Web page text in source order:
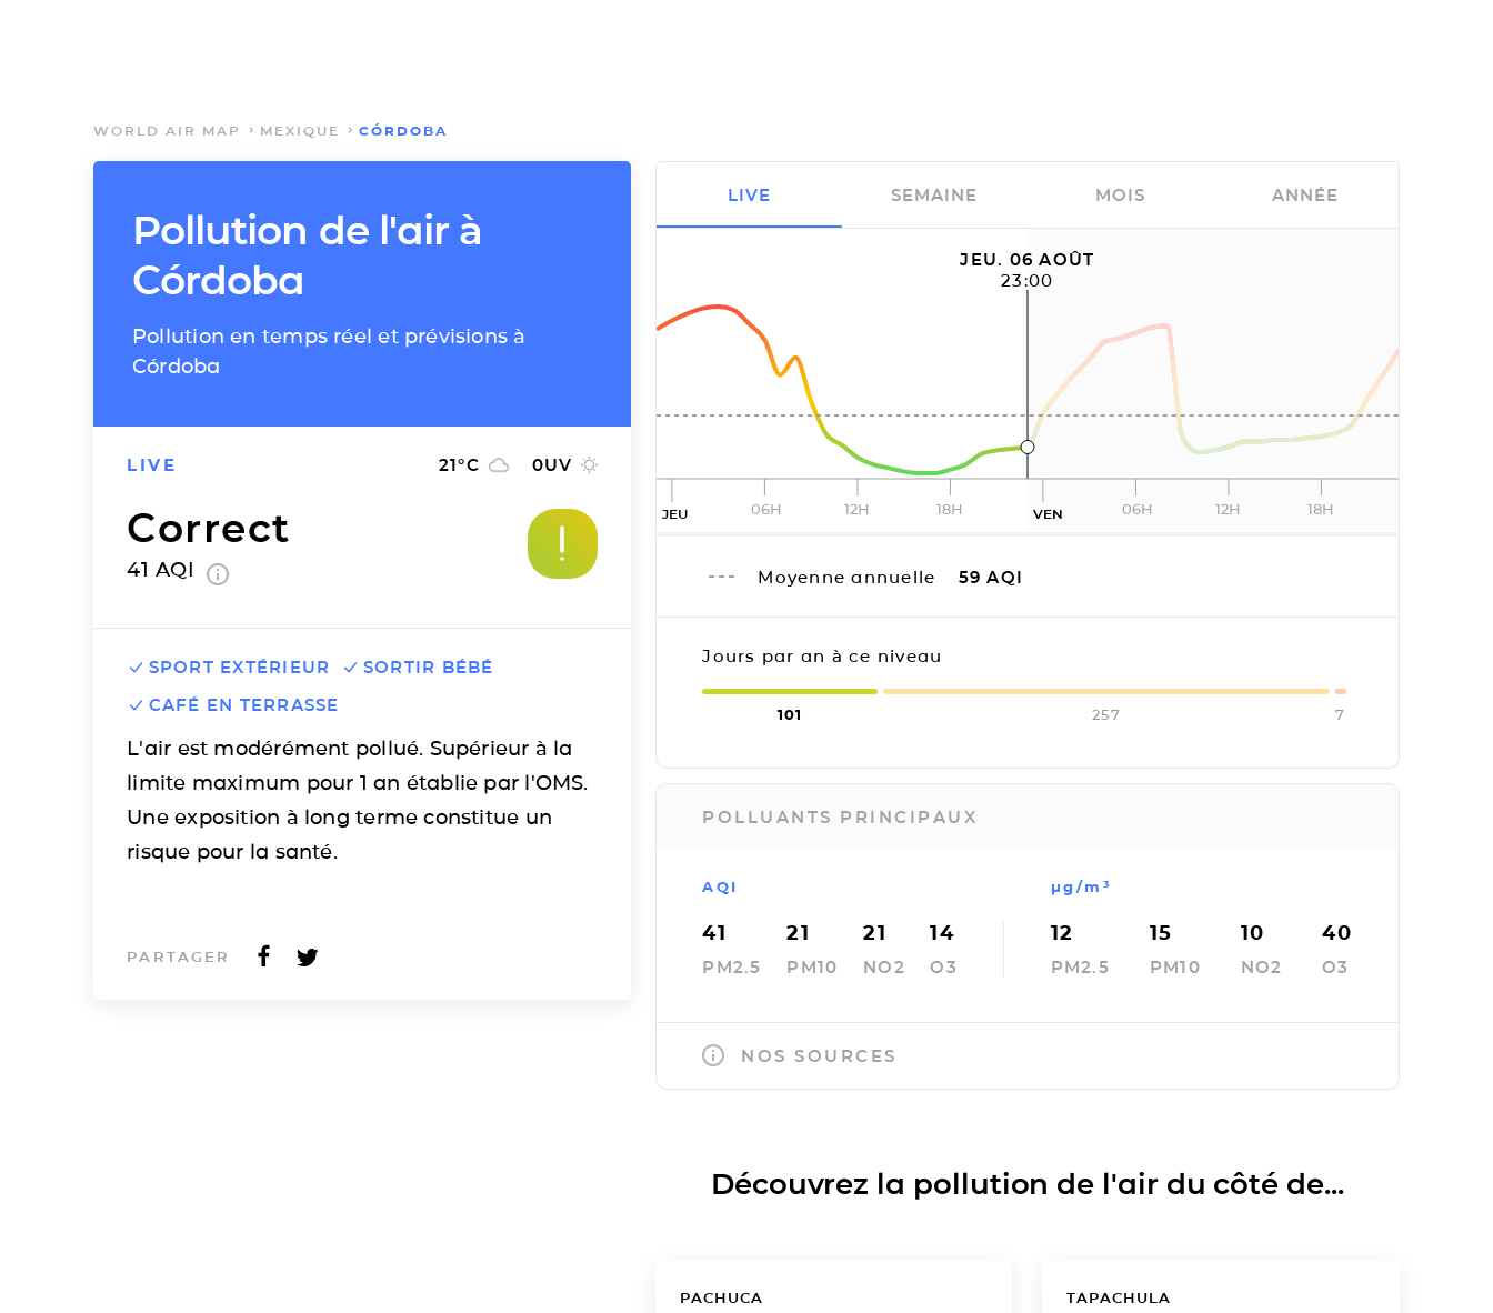
WORLD AIR MAP MEXIQUE CÓRDOBA
Pollution de l'air à
Córdoba
Pollution en temps réel et prévisions à
Córdoba
LIVE 21°C 0UV
Correct
41 AQI
SPORT EXTÉRIEUR
SORTIR BÉBÉ
CAFÉ EN TERRASSE
L'air est modérément pollué. Supérieur à la
limite maximum pour 1 an établie par l'OMS.
Une exposition à long terme constitue un
risque pour la santé.
PARTAGER
JEU. 06 AOÛT
23:00
JEU 06H 12H 18H VEN 06H 12H 18H
Moyenne annuelle 59 AQI
Jours par an à ce niveau
101 257 7
POLLUANTS PRINCIPAUX
AQI
41
PM2.5
21
PM10
21
NO2
14
O3
µg/m³
12
PM2.5
15
PM10
10
NO2
40
O3
NOS SOURCES
LIVE SEMAINE MOIS ANNÉE
Découvrez la pollution de l'air du côté de...
PACHUCA TAPACHULA